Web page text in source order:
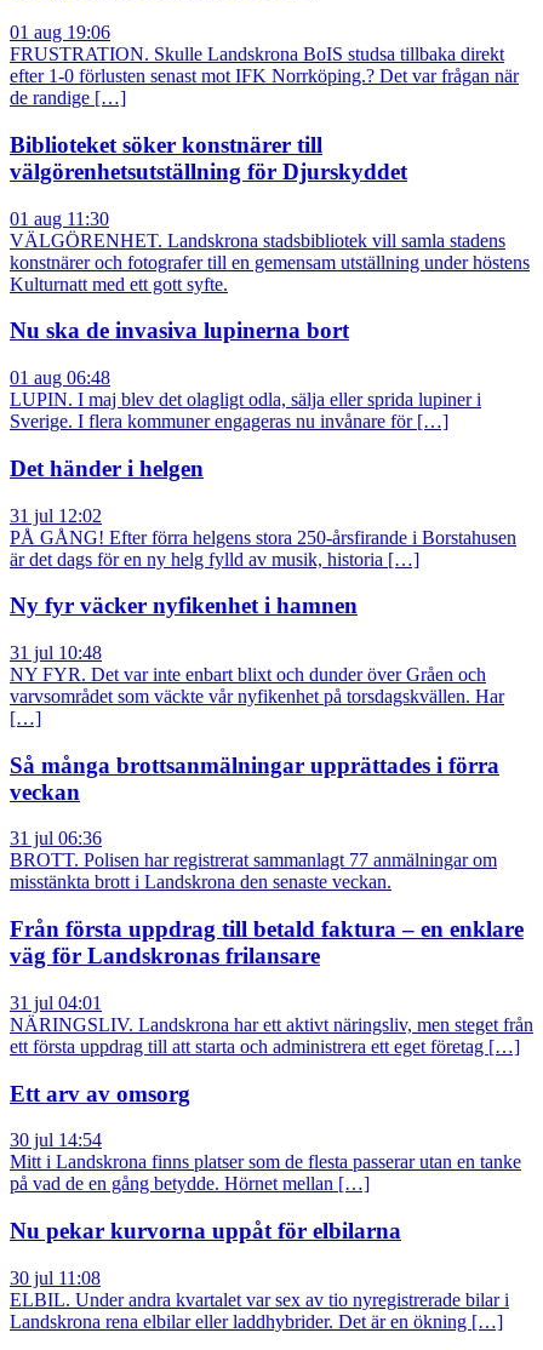
01 aug 19:06
FRUSTRATION. Skulle Landskrona BoIS studsa tillbaka direkt
efter 1-0 förlusten senast mot IFK Norrköping.? Det var frågan när
de randige […]
Biblioteket söker konstnärer till
välgörenhetsutställning för Djurskyddet
01 aug 11:30
VÄLGÖRENHET. Landskrona stadsbibliotek vill samla stadens
konstnärer och fotografer till en gemensam utställning under höstens
Kulturnatt med ett gott syfte.
Nu ska de invasiva lupinerna bort
01 aug 06:48
LUPIN. I maj blev det olagligt odla, sälja eller sprida lupiner i
Sverige. I flera kommuner engageras nu invånare för […]
Det händer i helgen
31 jul 12:02
PÅ GÅNG! Efter förra helgens stora 250-årsfirande i Borstahusen
är det dags för en ny helg fylld av musik, historia […]
Ny fyr väcker nyfikenhet i hamnen
31 jul 10:48
NY FYR. Det var inte enbart blixt och dunder över Gråen och
varvsområdet som väckte vår nyfikenhet på torsdagskvällen. Har
[…]
Så många brottsanmälningar upprättades i förra
veckan
31 jul 06:36
BROTT. Polisen har registrerat sammanlagt 77 anmälningar om
misstänkta brott i Landskrona den senaste veckan.
Från första uppdrag till betald faktura – en enklare
väg för Landskronas frilansare
31 jul 04:01
NÄRINGSLIV. Landskrona har ett aktivt näringsliv, men steget från
ett första uppdrag till att starta och administrera ett eget företag […]
Ett arv av omsorg
30 jul 14:54
Mitt i Landskrona finns platser som de flesta passerar utan en tanke
på vad de en gång betydde. Hörnet mellan […]
Nu pekar kurvorna uppåt för elbilarna
30 jul 11:08
ELBIL. Under andra kvartalet var sex av tio nyregistrerade bilar i
Landskrona rena elbilar eller laddhybrider. Det är en ökning […]